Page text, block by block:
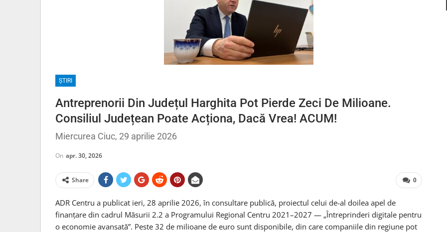
ȘTIRI
Antreprenorii Din Județul Harghita Pot Pierde Zeci De Milioane.
Consiliul Județean Poate Acționa, Dacă Vrea! ACUM!
Miercurea Ciuc, 29 aprilie 2026
On apr. 30, 2026
0
Share
ADR Centru a publicat ieri, 28 aprilie 2026, în consultare publică, proiectul celui de-al doilea apel de
finanțare din cadrul Măsurii 2.2 a Programului Regional Centru 2021–2027 — „Întreprinderi digitale pentru
o economie avansată”. Peste 32 de milioane de euro sunt disponibile, din care companiile din regiune pot